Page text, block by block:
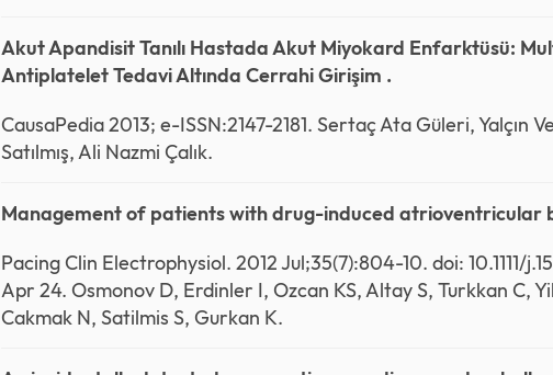
Akut Apandisit Tanılı Hastada Akut Miyokard Enfarktüsü:
Antiplatelet Tedavi Altında Cerrahi Girişim .
CausaPedia 2013; e-ISSN:2147-2181. Sertaç Ata Güleri, Yalçın
Satılmış, Ali Nazmi Çalık.
Management of patients with drug-induced atrioventricular
Pacing Clin Electrophysiol. 2012 Jul;35(7):804-10. doi: 10.1111/
Apr 24. Osmonov D, Erdinler I, Ozcan KS, Altay S, Turkkan C,
Cakmak N, Satilmis S, Gurkan K.